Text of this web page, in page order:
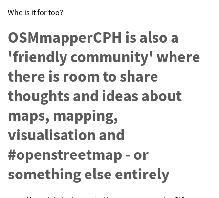
Who is it for too?
OSMmapperCPH is also a
'friendly community' where
there is room to share
thoughts and ideas about
maps, mapping,
visualisation and
#openstreetmap - or
something else entirely